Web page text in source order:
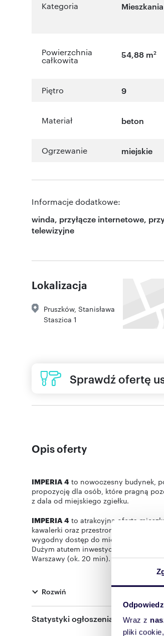
Wraz z
pliki
Kategoria
Powierzchnia
całkowita
54,88 m2
Piętro 9
Materiał beton
Ogrzewanie miejskie
Informacje dodatkowe:
winda, przyłącze internetowe,
telewizyjne
Lokalizacja
Pruszków, Stanisława
Staszica 1
Sprawdź ofertę
Opis oferty
IMPERIA 4 to nowoczesny budynek,
propozycję dla osób, które pragną
z dala od miejskiego zgiełku.
IMPERIA 4 to atrakcyjna oferta
kawalerki oraz przestronne
wygodny dostęp do mieszkań
Dużym atutem inwestycji jest bliskość
Warszawy (ok. 20 min).
to przede wszystkim
m2. Dogodne metraże, ciekawe
projekcie!
Wychodząc naprzeciw Państwa
drobnych zmian lokatorskich*,
Rozwiń
Statystyki ogłoszenia: